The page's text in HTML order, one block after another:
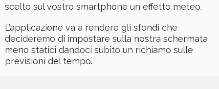
scelto sul vostro smartphone un effetto meteo.
L’applicazione va a rendere gli sfondi che
decideremo di impostare sulla nostra schermata
meno statici dandoci subito un richiamo sulle
previsioni del tempo.